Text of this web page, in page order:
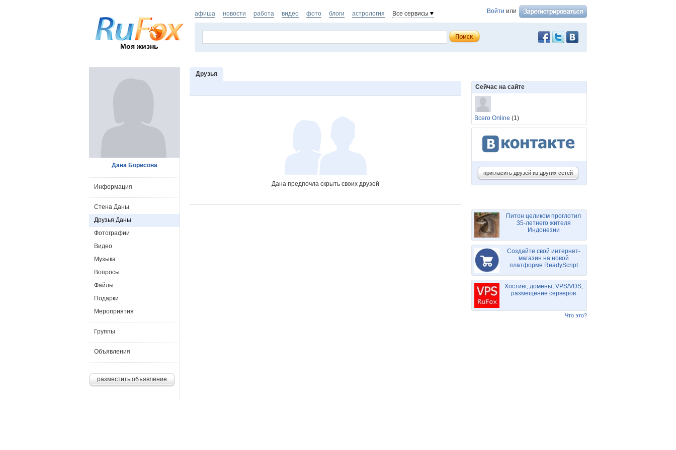
Моя жизнь
Войти или
афиша новости работа видео фото блоги астрология Все сервисы
Друзья
Дана предпочла скрыть своих друзей
Дана Борисова
Информация
Стена Даны
Друзья Даны
Фотографии
Видео
Музыка
Вопросы
Файлы
Подарки
Мероприятия
Группы
Объявления
разместить объявление
Сейчас на сайте
Всего Online (1)
пригласить друзей из других сетей
Питон целиком проглотил
35-летнего жителя
Индонезии
Создайте свой интернет-
магазин на новой
платформе ReadyScript
Хостинг, домены, VPS/VDS,
размещение серверов
Что это?